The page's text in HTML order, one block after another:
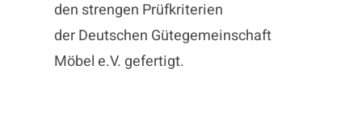
den strengen Prüfkriterien
derDeutschen Gütegemeinschaft
Möbel e.V.gefertigt.